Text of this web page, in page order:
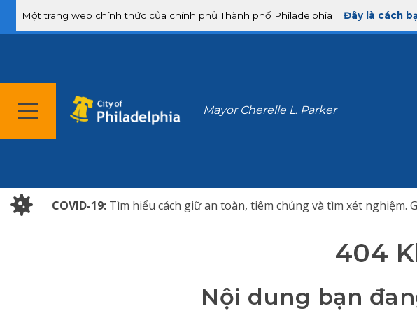
Một trang web chính thức của chính phủ Thành phố Philadelphia Đây là cách
Mayor Cherelle L. Parker
COVID-19: Tìm hiểu cách giữ an toàn, tiêm chủng và tìm xét nghiệm.
404
Nội dung bạn